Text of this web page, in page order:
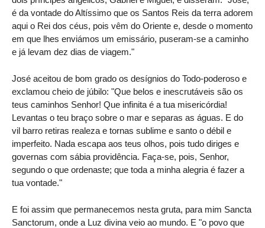
é da vontade do Altíssimo que os Santos Reis da terra adorem
aqui o Rei dos céus, pois vêm do Oriente e, desde o momento
em que lhes enviámos um emissário, puseram-se a caminho
e já levam dez dias de viagem."
José aceitou de bom grado os desígnios do Todo-poderoso e
exclamou cheio de júbilo: "Que belos e inescrutáveis são os
teus caminhos Senhor! Que infinita é a tua misericórdia!
Levantas o teu braço sobre o mar e separas as águas. E do
vil barro retiras realeza e tornas sublime e santo o débil e
imperfeito. Nada escapa aos teus olhos, pois tudo diriges e
governas com sábia providência. Faça-se, pois, Senhor,
segundo o que ordenaste; que toda a minha alegria é fazer a
tua vontade."
E foi assim que permanecemos nesta gruta, para mim Sancta
Sanctorum, onde a Luz divina veio ao mundo. E "o povo que